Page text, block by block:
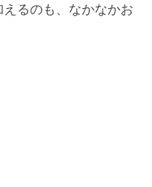
るのも、なかなかお